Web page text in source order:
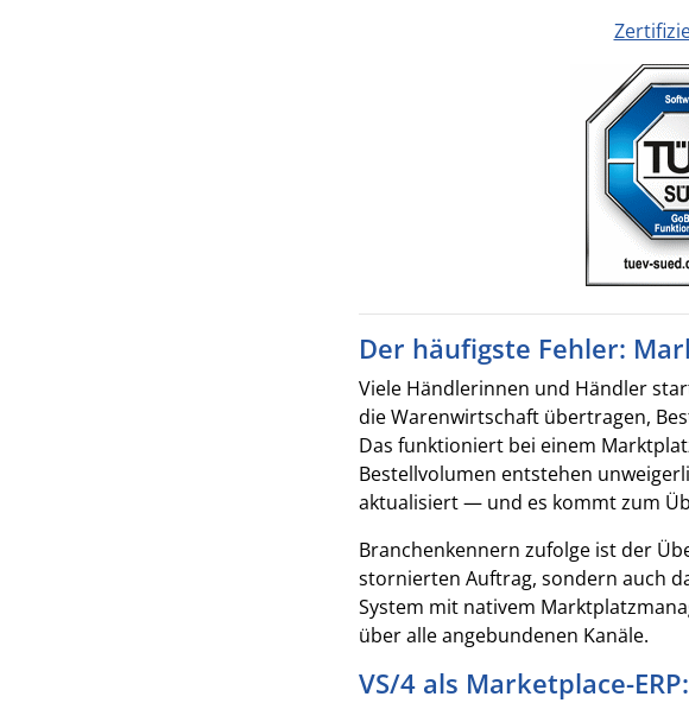
Der häufigste Fehler:
Viele Händlerinnen und Händler
die Warenwirtschaft übertragen,
Das funktioniert bei einem
Bestellvolumen entstehen
aktualisiert — und es kommt zum
Branchenkennern zufolge ist der
stornierten Auftrag, sondern auch
System mit nativem
über alle angebundenen Kanäle.
VS/4 als Marketplace-